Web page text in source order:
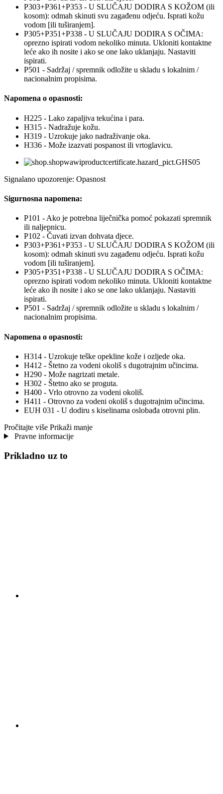
P303+P361+P353 - U SLUČAJU DODIRA S KOŽOM (ili
kosom): odmah skinuti svu zagađenu odjeću. Isprati kožu
vodom [ili tuširanjem].
P305+P351+P338 - U SLUČAJU DODIRA S OČIMA:
oprezno ispirati vodom nekoliko minuta. Ukloniti kontaktne
leće ako ih nosite i ako se one lako uklanjaju. Nastaviti
ispirati.
P501 - Sadržaj / spremnik odložite u skladu s lokalnim /
nacionalnim propisima.
Napomena o opasnosti:
H225 - Lako zapaljiva tekućina i para.
H315 - Nadražuje kožu.
H319 - Uzrokuje jako nadraživanje oka.
H336 - Može izazvati pospanost ili vrtoglavicu.
Signalano upozorenje: Opasnost
Sigurnosna napomena:
P101 - Ako je potrebna liječnička pomoć pokazati spremnik
ili naljepnicu.
P102 - Čuvati izvan dohvata djece.
P303+P361+P353 - U SLUČAJU DODIRA S KOŽOM (ili
kosom): odmah skinuti svu zagađenu odjeću. Isprati kožu
vodom [ili tuširanjem].
P305+P351+P338 - U SLUČAJU DODIRA S OČIMA:
oprezno ispirati vodom nekoliko minuta. Ukloniti kontaktne
leće ako ih nosite i ako se one lako uklanjaju. Nastaviti
ispirati.
P501 - Sadržaj / spremnik odložite u skladu s lokalnim /
nacionalnim propisima.
Napomena o opasnosti:
H314 - Uzrokuje teške opekline kože i ozljede oka.
H412 - Štetno za vodeni okoliš s dugotrajnim učincima.
H290 - Može nagrizati metale.
H302 - Štetno ako se proguta.
H400 - Vrlo otrovno za vodeni okoliš.
H411 - Otrovno za vodeni okoliš s dugotrajnim učincima.
EUH 031 - U dodiru s kiselinama oslobađa otrovni plin.
Pročitajte više Prikaži manje
Pravne informacije
Prikladno uz to